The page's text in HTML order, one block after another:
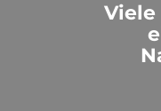
Viele